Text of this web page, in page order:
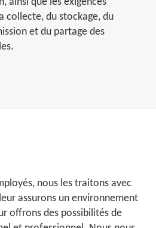
collecte, du stockage, du
et du partage des
nous les traitons avec
assurons un environnement
offrons des possibilités de